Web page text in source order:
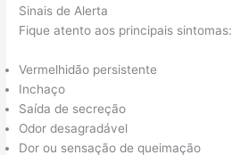
Sinais de Alerta
Fique atento aos principais sintomas:
Vermelhidão persistente
Inchaço
Saída de secreção
Odor desagradável
Dor ou sensação de queimação